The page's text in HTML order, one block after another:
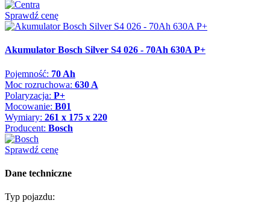
Sprawdź cenę
Akumulator Bosch Silver S4 026 - 70Ah 630A P+
Pojemność: 70 Ah
Moc rozruchowa: 630 A
Polaryzacja: P+
Mocowanie: B01
Wymiary: 261 x 175 x 220
Producent: Bosch
Sprawdź cenę
Dane techniczne
Typ pojazdu: